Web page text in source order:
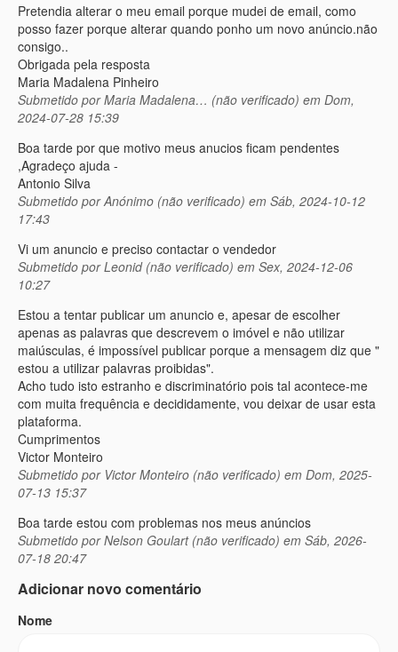
Pretendia alterar o meu email porque mudei de email, como
posso fazer porque alterar quando ponho um novo anúncio.não
consigo..
Obrigada pela resposta
Maria Madalena Pinheiro
Submetido porMaria Madalena… (não verificado) em Dom,
2024-07-28 15:39
Boa tarde por que motivo meus anucios ficam pendentes
,Agradeço ajuda -
Antonio Silva
Submetido porAnónimo (não verificado) em Sáb, 2024-10-12
17:43
Vi um anuncio e preciso contactar o vendedor
Submetido porLeonid (não verificado) em Sex, 2024-12-06
10:27
Estou a tentar publicar um anuncio e, apesar de escolher
apenas as palavras que descrevem o imóvel e não utilizar
maiúsculas, é impossível publicar porque a mensagem diz que "
estou a utilizar palavras proibidas".
Acho tudo isto estranho e discriminatório pois tal acontece-me
com muita frequência e decididamente, vou deixar de usar esta
plataforma.
Cumprimentos
Victor Monteiro
Submetido por Victor Monteiro (não verificado) em Dom, 2025-
07-13 15:37
Boa tarde estou com problemas nos meus anúncios
Submetido porNelson Goulart (não verificado) em Sáb, 2026-
07-18 20:47
Adicionar novo comentário
Nome